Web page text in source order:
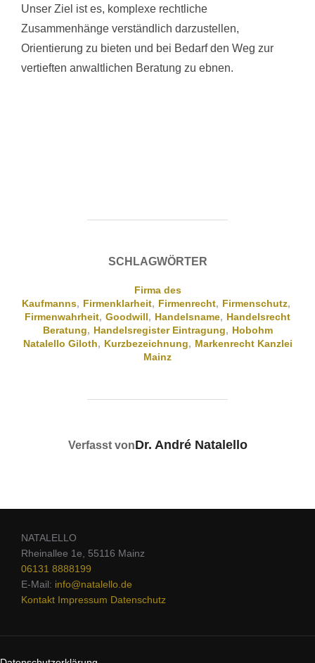
Unser Ziel ist es, komplexe rechtliche
Zusammenhänge verständlich darzustellen,
Orientierung zu bieten und bei Bedarf den Weg zur
vertieften anwaltlichen Beratung zu ebnen.
SCHLAGWÖRTER
Firma des
Kaufmanns, Firmenklarheit, Firmenrecht, Firmenschutz,
Firmenwahrheit, Goodwill, Handelsname, Handelsrecht
Beratung, Handelsregister Eintragung, Hobohm
Natalello Giloth, Kurzbezeichnung, Markenrecht Kanzlei
Mainz
BEITRAGSAUTOR
Verfasst vonDr. André Natalello
NATALELLO
Rheinallee 1e, 55116 Mainz
06131 8888199
E-Mail: info@natalello.de
Kontakt Impressum Datenschutz